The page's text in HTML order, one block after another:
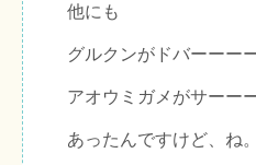
他にも
グルクンがドバーーー
アオウミガメがサーー
あったんですけど、ね。